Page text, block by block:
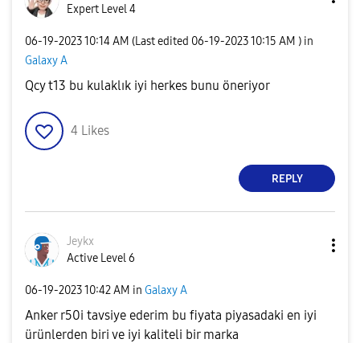
Expert Level 4
‎06-19-202310:14 AM (Last edited ‎06-19-202310:15 AM ) in
Galaxy A
Qcy t13 bu kulaklık iyi herkes bunu öneriyor
4 Likes
REPLY
Jeykx
Active Level 6
‎06-19-202310:42 AM in Galaxy A
Anker r50i tavsiye ederim bu fiyata piyasadaki en iyi
ürünlerden biri ve iyi kaliteli bir marka